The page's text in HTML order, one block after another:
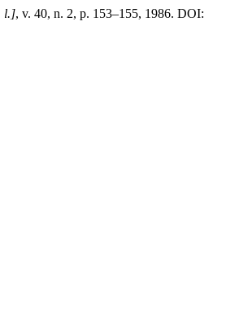
l.], v. 40, n. 2, p. 153–155, 1986. DOI: